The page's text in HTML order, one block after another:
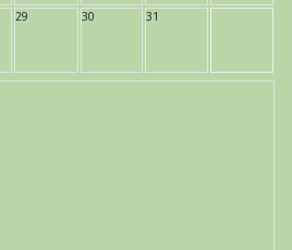
29 30 31